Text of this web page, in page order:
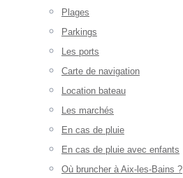
Plages
Parkings
Les ports
Carte de navigation
Location bateau
Les marchés
En cas de pluie
En cas de pluie avec enfants
Où bruncher à Aix-les-Bains ?